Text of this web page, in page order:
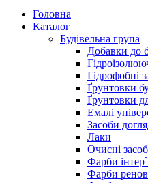
Головна
Каталог
Будівельна група
Добавки до
Гідрофобні
Ґрунтовки
Ґрунтовки
Емалі
Засоби
Лаки
Очисні
Фарби
Фарби